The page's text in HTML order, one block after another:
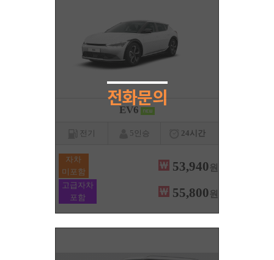
EV6
전기 5인승 24시간
자차
미포함
53,940원
고급자차
포함
55,800원